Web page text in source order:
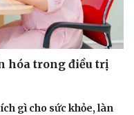
hóa trong điều trị
gì cho sức khỏe, làn